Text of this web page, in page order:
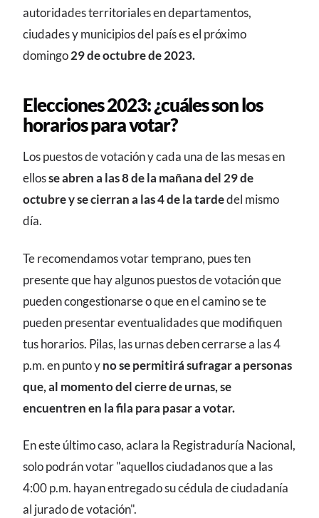
autoridades territoriales en departamentos,
ciudades y municipios del país es el próximo
domingo29 de octubre de 2023.
Elecciones 2023: ¿cuáles son los
horarios para votar?
Los puestos de votación y cada una de las mesas en
ellosse abren a las 8 de la mañana del 29 de
octubre y se cierran a las 4 de la tardedel mismo
día.
Te recomendamos votar temprano, pues ten
presente que hay algunos puestos de votación que
pueden congestionarse o que en el camino se te
pueden presentar eventualidades que modifiquen
tus horarios. Pilas, las urnas deben cerrarse a las 4
p.m. en punto yno se permitirá sufragar a personas
que, al momento del cierre de urnas, se
encuentren en la fila para pasar a votar.
En este último caso, aclara la Registraduría Nacional,
solo podrán votar "aquellos ciudadanos que a las
4:00 p.m. hayan entregado su cédula de ciudadanía
al jurado de votación".